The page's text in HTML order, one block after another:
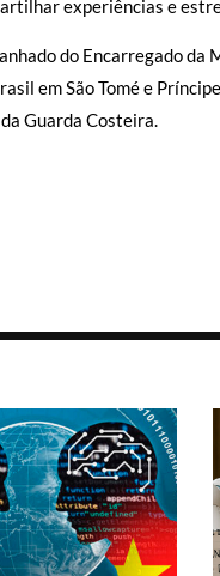
experiências e
do Encarregado da
em São Tomé e
Guarda Costeira.